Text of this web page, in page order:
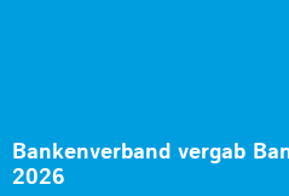
Bankenverband vergab
2026